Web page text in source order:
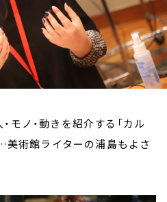
モノ・動きを紹介する「カル
美術館ライターの浦島もよさ